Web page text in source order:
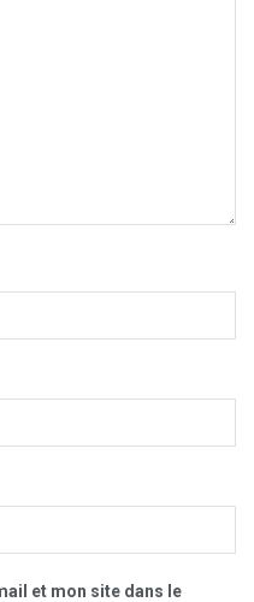
et mon site dans le